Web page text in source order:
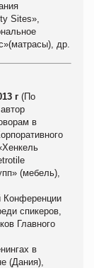
Sites»,
др.
г (По
в
(мебель),
Конференции
спикеров,
Главного
в
(Дания),